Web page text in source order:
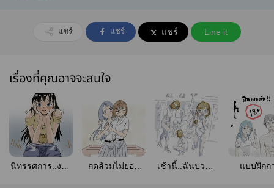
แชร์ แชร์ แชร์ Line it
เรื่องที่คุณอาจจะสนใจ
นิทรรศการ..งาน
กดส้วมไม่ยอม
เช้านี้..ฉันปวดขี้
แบบฝึกก